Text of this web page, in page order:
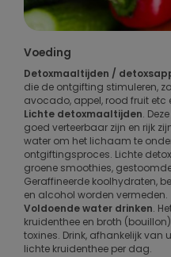
Voeding
Detoxmaaltijden /
die de ontgifting stimuleren,
avocado, appel, rood fruit etc
Lichte detoxmaaltijden.
goed verteerbaar zijn en rijk
water om het lichaam te
ontgiftingsproces. Lichte
groene smoothies,
Geraffineerde koolhydraten,
en alcohol worden vermeden.
Voldoende water drinken.
kruidenthee en broth
toxines. Drink, afhankelijk van
lichte kruidenthee per dag.